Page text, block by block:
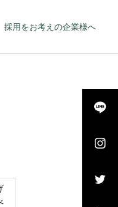
採用をお考えの企業様へ